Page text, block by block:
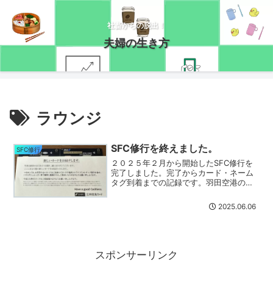
社畜からの脱出！
夫婦の生き方
ラウンジ
SFC修行 SFC修行を終えました。
２０２５年２月から開始したSFC修行を
完了しました。完了からカード・ネーム
タグ到着までの記録です。羽田空港の軽
2025.06.06
スポンサーリンク